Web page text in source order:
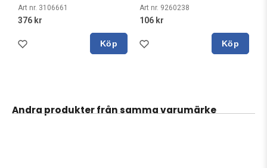
Art nr. 3106661
376 kr
Köp
Art nr. 9260238
106 kr
Köp
Andra produkter från samma varumärke